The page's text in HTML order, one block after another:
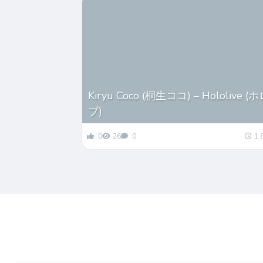
Kiryu Coco (桐生ココ) – Hololive (ホ
ブ)
0 26 0 1